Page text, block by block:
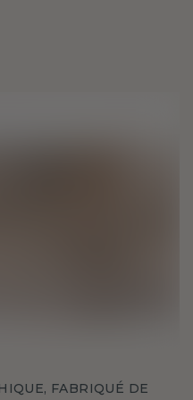
FABRIQUÉ DE